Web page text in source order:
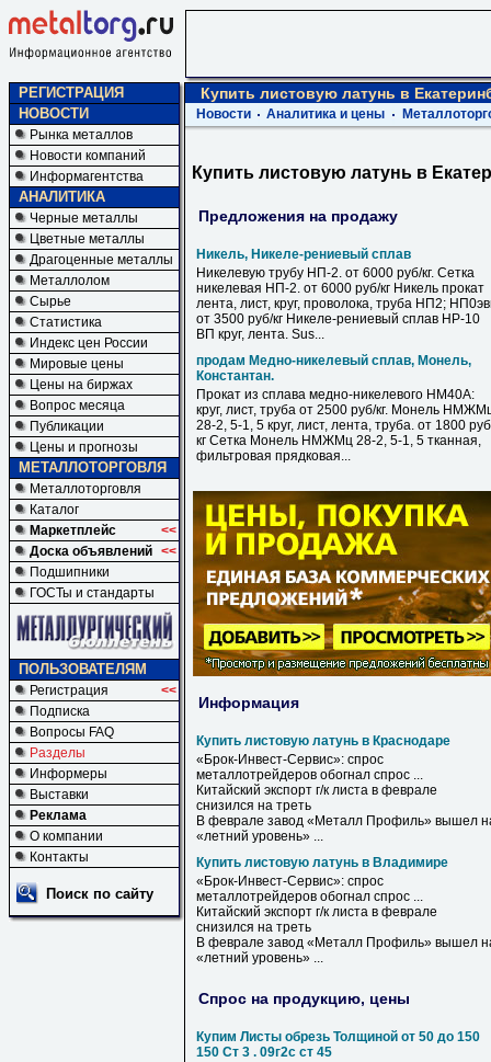
РЕГИСТРАЦИЯ
НОВОСТИ
Рынка металлов
Новости компаний
Информагентства
АНАЛИТИКА
Черные металлы
Цветные металлы
Драгоценные металлы
Металлолом
Сырье
Статистика
Индекс цен России
Мировые цены
Цены на биржах
Вопрос месяца
Публикации
Цены и прогнозы
МЕТАЛЛОТОРГОВЛЯ
Металлоторговля
Каталог
Маркетплейс
<<
Доска объявлений <<
Подшипники
ГОСТы и стандарты
ПОЛЬЗОВАТЕЛЯМ
Регистрация
<<
Подписка
Вопросы FAQ
Разделы
Информеры
Выставки
Реклама
О компании
Контакты
Поиск по сайту
Купить листовую латунь в
Новости Аналитика и цены
Купить листовую латунь в
Предложения на продажу
Никель, Никеле-рениевый сплав
Никелевую трубу НП-2. от 6000 руб/кг. Сетка
никелевая НП-2. от 6000 руб/кг Никель прокат
лента, лист, круг, проволока, труба НП2;
от 3500 руб/кг Никеле-рениевый сплав НР-10
ВП круг, лента. Sus...
продам Медно-никелевый сплав, Монель,
Константан.
Прокат из сплава медно-никелевого НМ40А:
круг, лист, труба от 2500 руб/кг. Монель
28-2, 5-1, 5 круг, лист, лента, труба. от 1800
кг Сетка Монель НМЖМц 28-2, 5-1, 5 тканная,
фильтровая прядковая...
Информация
Купить листовую латунь в Краснодаре
«Брок-Инвест-Сервис»: спрос
металлотрейдеров обогнал спрос ...
Китайский экспорт г/к листа в феврале
снизился на треть
В феврале завод «Металл Профиль» вышел
«летний уровень» ...
Купить листовую латунь в Владимире
«Брок-Инвест-Сервис»: спрос
металлотрейдеров обогнал спрос ...
Китайский экспорт г/к листа в феврале
снизился на треть
В феврале завод «Металл Профиль» вышел
«летний уровень» ...
Спрос на продукцию, цены
Купим Листы обрезь Толщиной от 50 до 150
150 Ст 3 . 09г2с ст 45